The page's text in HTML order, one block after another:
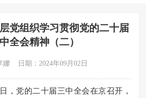
党组织学习贯彻党的二十届
全会精神（二）
娜 日期：2024年09月02日
党的二十届三中全会在京召开，